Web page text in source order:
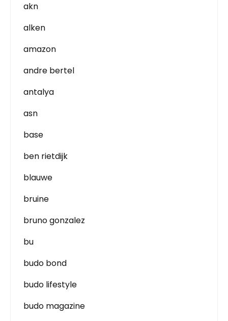
akn
alken
amazon
andre bertel
antalya
asn
base
ben rietdijk
blauwe
bruine
bruno gonzalez
bu
budo bond
budo lifestyle
budo magazine